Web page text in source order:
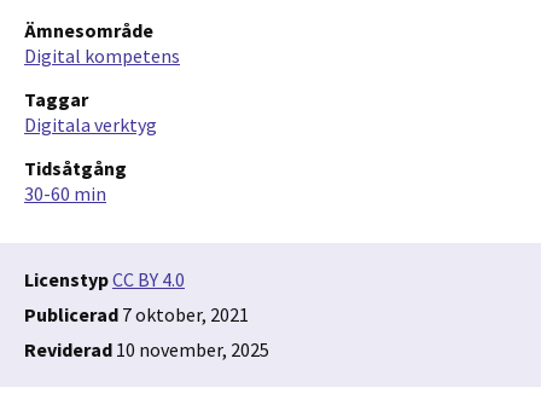
Ämnesområde
Digital kompetens
Taggar
Digitala verktyg
Tidsåtgång
30-60 min
LicenstypCC BY 4.0
Publicerad 7 oktober, 2021
Reviderad 10 november, 2025